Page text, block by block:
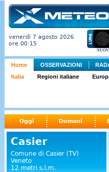
venerdì 7 agosto 2026
ore 00:15
Home OSSERVAZIONI
Italia
Regioni italiane
Oggi Domani
Casier
Comune di Casier (TV)
Veneto
12 metri s.l.m.